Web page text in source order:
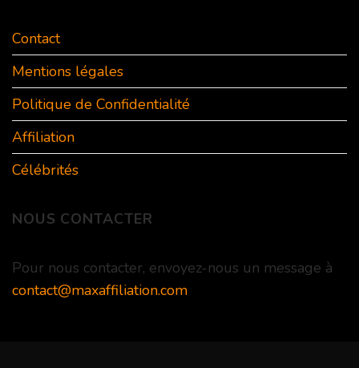
Contact
Mentions légales
Politique de Confidentialité
Affiliation
Célébrités
NOUS CONTACTER
Pour nous contacter, envoyez-nous un message à
contact@maxaffiliation.com